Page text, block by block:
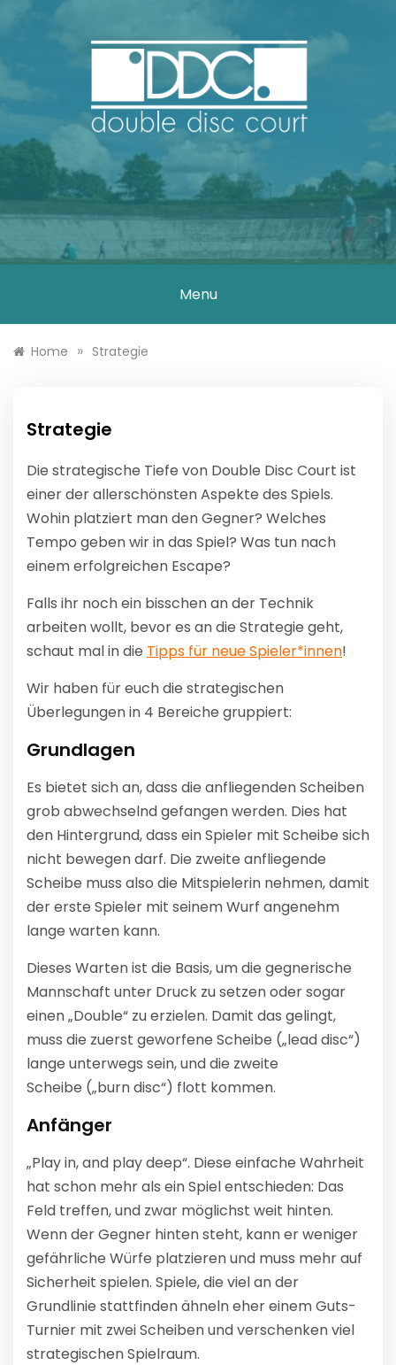
DOUBLE DISC
COURT
Menu
Home » Strategie
Strategie
Die strategische Tiefe von Double Disc Court ist
einer der allerschönsten Aspekte des Spiels.
Wohin platziert man den Gegner? Welches
Tempo geben wir in das Spiel? Was tun nach
einem erfolgreichen Escape?
Falls ihr noch ein bisschen an der Technik
arbeiten wollt, bevor es an die Strategie geht,
schaut mal in die Tipps für neue Spieler*innen!
Wir haben für euch die strategischen
Überlegungen in 4 Bereiche gruppiert:
Grundlagen
Es bietet sich an, dass die anfliegenden Scheiben
grob abwechselnd gefangen werden. Dies hat
den Hintergrund, dass ein Spieler mit Scheibe sich
nicht bewegen darf. Die zweite anfliegende
Scheibe muss also die Mitspielerin nehmen, damit
der erste Spieler mit seinem Wurf angenehm
lange warten kann.
Dieses Warten ist die Basis, um die gegnerische
Mannschaft unter Druck zu setzen oder sogar
einen „Double“ zu erzielen. Damit das gelingt,
muss die zuerst geworfene Scheibe („lead disc“)
lange unterwegs sein, und die zweite
Scheibe („burn disc“) flott kommen.
Anfänger
„Play in, and play deep“. Diese einfache Wahrheit
hat schon mehr als ein Spiel entschieden: Das
Feld treffen, und zwar möglichst weit hinten.
Wenn der Gegner hinten steht, kann er weniger
gefährliche Würfe platzieren und muss mehr auf
Sicherheit spielen. Spiele, die viel an der
Grundlinie stattfinden ähneln eher einem Guts-
Turnier mit zwei Scheiben und verschenken viel
strategischen Spielraum.